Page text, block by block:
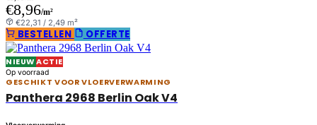
€8,96/m²
€22,31 / 2,49 m²
BESTELLEN OFFERTE
NIEUWACTIE
Op voorraad
GESCHIKT VOOR VLOERVERWARMING
Panthera 2968 Berlin Oak V4